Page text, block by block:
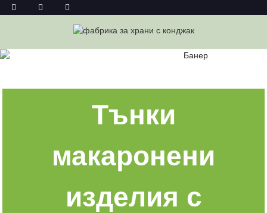
ТЪНКИ ЮФКА КОНЯК НА ЕДРО
Тънки
макаронени
изделия с